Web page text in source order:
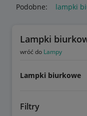
Podobne: lampki
Lampki
wróć do Lampy
Lampki biurkowe
Filtry